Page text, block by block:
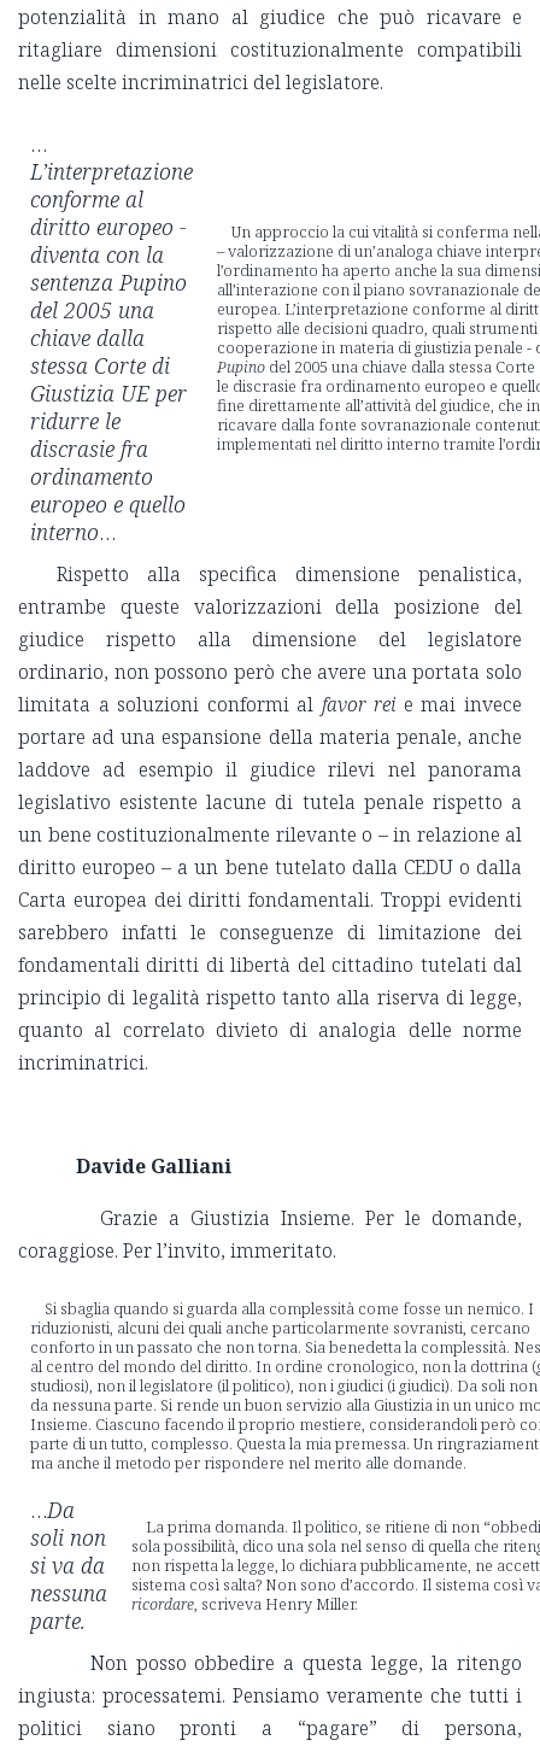
potenzialità in mano al giudice che può ricavare e
ritagliare dimensioni costituzionalmente compatibili
nelle scelte incriminatrici del legislatore.
…
L’interpretazione
conforme al
diritto europeo -
diventa con la
sentenza Pupino
del 2005 una
chiave dalla
stessa Corte di
Giustizia UE per
ridurre le
discrasie fra
ordinamento
europeo e quello
interno…
Un approccio la cui vitalità si conferma
– valorizzazione di un’analoga chiave
l’ordinamento ha aperto anche la sua
all’interazione con il piano sovranazionale
europea. L’interpretazione conforme al
rispetto alle decisioni quadro, quali
cooperazione in materia di giustizia penale -
Pupino del 2005 una chiave dalla stessa
le discrasie fra ordinamento europeo e
fine direttamente all’attività del giudice, che
ricavare dalla fonte sovranazionale
implementati nel diritto interno tramite
Rispetto alla specifica dimensione penalistica,
entrambe queste valorizzazioni della posizione del
giudice rispetto alla dimensione del legislatore
ordinario, non possono però che avere una portata solo
limitata a soluzioni conformi al favor rei e mai invece
portare ad una espansione della materia penale, anche
laddove ad esempio il giudice rilevi nel panorama
legislativo esistente lacune di tutela penale rispetto a
un bene costituzionalmente rilevante o – in relazione al
diritto europeo – a un bene tutelato dalla CEDU o dalla
Carta europea dei diritti fondamentali. Troppi evidenti
sarebbero infatti le conseguenze di limitazione dei
fondamentali diritti di libertà del cittadino tutelati dal
principio di legalità rispetto tanto alla riserva di legge,
quanto al correlato divieto di analogia delle norme
incriminatrici.
Davide Galliani
Grazie a Giustizia Insieme. Per le domande,
coraggiose. Per l’invito, immeritato.
Si sbaglia quando si guarda alla complessità come fosse un nemico. I
riduzionisti, alcuni dei quali anche particolarmente sovranisti, cercano
conforto in un passato che non torna. Sia benedetta la complessità.
al centro del mondo del diritto. In ordine cronologico, non la dottrina
studiosi), non il legislatore (il politico), non i giudici (i giudici). Da soli non
da nessuna parte. Si rende un buon servizio alla Giustizia in un unico
Insieme. Ciascuno facendo il proprio mestiere, considerandoli però
parte di un tutto, complesso. Questa la mia premessa. Un
ma anche il metodo per rispondere nel merito alle domande.
…Da
soli non
si va da
nessuna
parte.
La prima domanda. Il politico, se ritiene di non
sola possibilità, dico una sola nel senso di quella che
non rispetta la legge, lo dichiara pubblicamente, ne
sistema così salta? Non sono d’accordo. Il sistema così
ricordare, scriveva Henry Miller.
Non posso obbedire a questa legge, la ritengo
ingiusta: processatemi. Pensiamo veramente che tutti i
politici siano pronti a “pagare” di persona,